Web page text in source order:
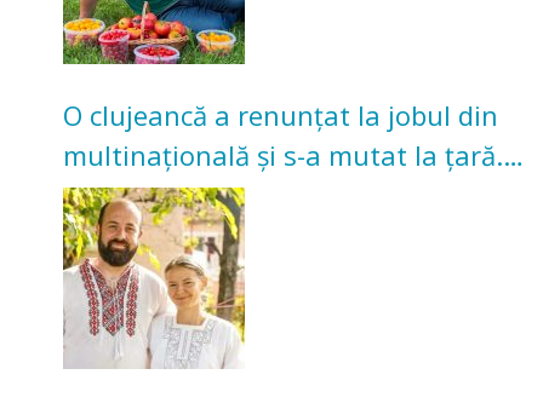
O clujeancă a renunțat la jobul din
multinațională și s-a mutat la țară.
Acum cultivă legume în grădina
bunicilor